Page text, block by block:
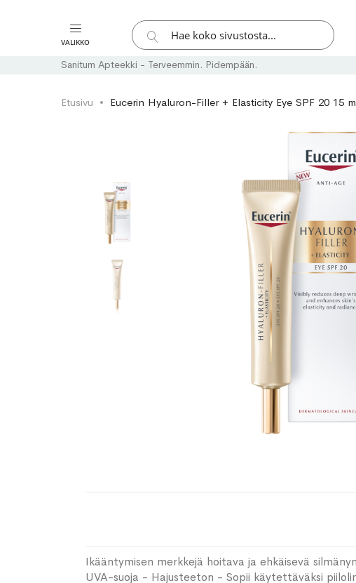
VALIKKO
Hae
Hae
Sanitum Apteekki - Terveemmin. Pidempään.
Etusivu Eucerin Hyaluron-Filler + Elasticity Eye SPF 20 15
images
gallery
beginning
images
gallery
Ikääntymisen merkkejä hoitava ja ehkäisevä
UVA-suoja - Hajusteeton - Sopii käytettäväksi